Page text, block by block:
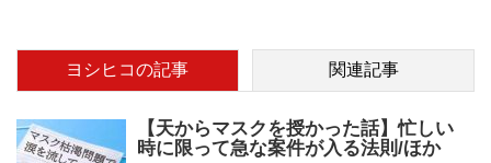
ヨシヒコの記事 関連記事
【天からマスクを授かった話】忙しい
時に限って急な案件が入る法則/ほか